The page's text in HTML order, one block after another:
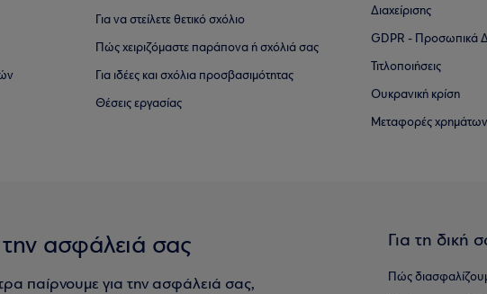
Για να στείλετε θετικό σχόλιο
Πώς χειριζόμαστε παράπονα ή σχόλιά σας
Για ιδέες και σχόλια προσβασιμότητας
Θέσεις εργασίας
Διαχείρισης
GDPR - Προσωπικά
Τιτλοποιήσεις
Ουκρανική κρίση
Μεταφορές χρημάτων
ασφάλειά σας
παίρνουμε για την ασφάλειά σας,
Για τη δική
Πώς